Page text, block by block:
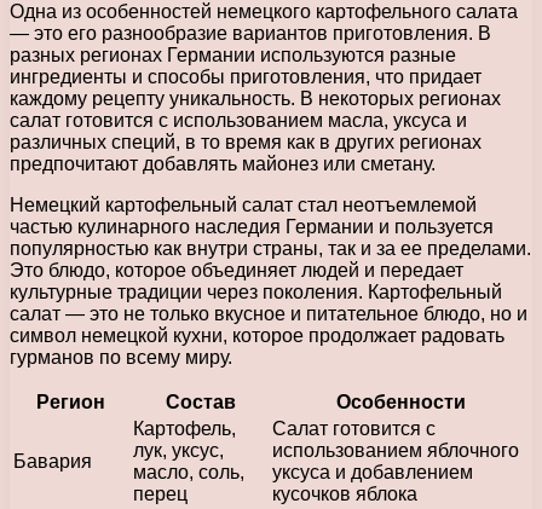
Одна из особенностей немецкого картофельного салата
— это его разнообразие вариантов приготовления. В
разных регионах Германии используются разные
ингредиенты и способы приготовления, что придает
каждому рецепту уникальность. В некоторых регионах
салат готовится с использованием масла, уксуса и
различных специй, в то время как в других регионах
предпочитают добавлять майонез или сметану.
Немецкий картофельный салат стал неотъемлемой
частью кулинарного наследия Германии и пользуется
популярностью как внутри страны, так и за ее пределами.
Это блюдо, которое объединяет людей и передает
культурные традиции через поколения. Картофельный
салат — это не только вкусное и питательное блюдо, но и
символ немецкой кухни, которое продолжает радовать
гурманов по всему миру.
Регион Состав Особенности
Бавария
Картофель,
лук, уксус,
масло, соль,
перец
Салат готовится с
использованием яблочного
уксуса и добавлением
кусочков яблока